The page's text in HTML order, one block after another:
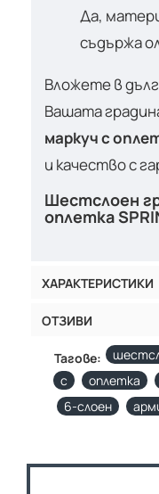
Да,
съдържа
Вложете в
Вашата
маркуч с
и качество с
Шестслоен
оплетка
ХАРАКТЕРИСТИКИ
ОТЗИВИ
Тагове:
с
оплетка
6-слоен